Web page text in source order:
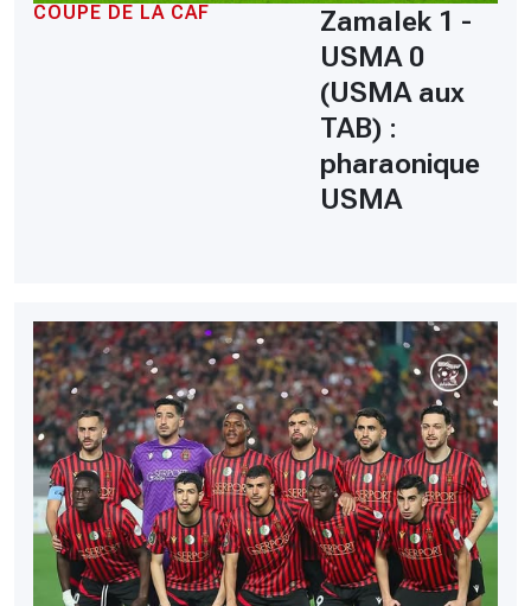
COUPE DE LA CAF
Zamalek 1 -
USMA 0
(USMA aux
TAB) :
pharaonique
USMA